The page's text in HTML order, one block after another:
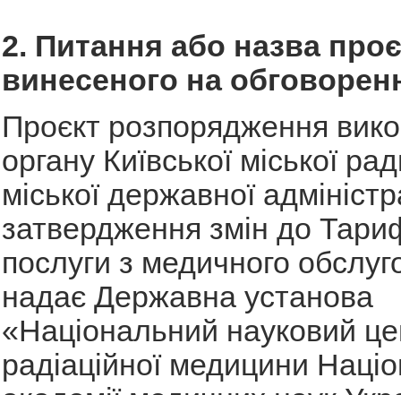
2. Питання або назва
винесеного на
Проєкт розпорядження
органу Київської міської
міської державної
затвердження змін до
послуги з медичного
надає Державна установа
«Національний науковий
радіаційної медицини